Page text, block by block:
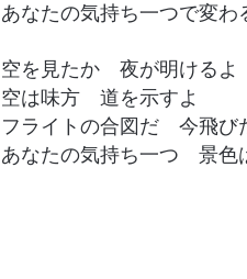
あなたの気持ち一つで変わ
空を見たか 夜が明けるよ
空は味方 道を示すよ
フライトの合図だ 今飛び
あなたの気持ち一つ 景